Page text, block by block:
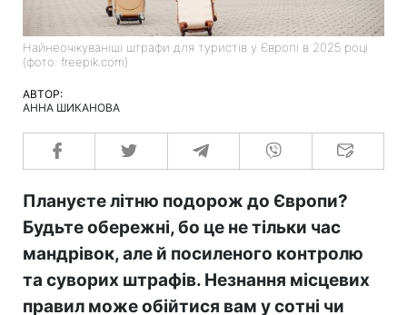
Найнеочікуваніші штрафи для туристів у Європі в 2025 році
(фото: freepik.com)
АВТОР:
АННА ШИКАНОВА
Плануєте літню подорож до Європи?
Будьте обережні, бо це не тільки час
мандрівок, але й посиленого контролю
та суворих штрафів. Незнання місцевих
правил може обійтися вам у сотні чи